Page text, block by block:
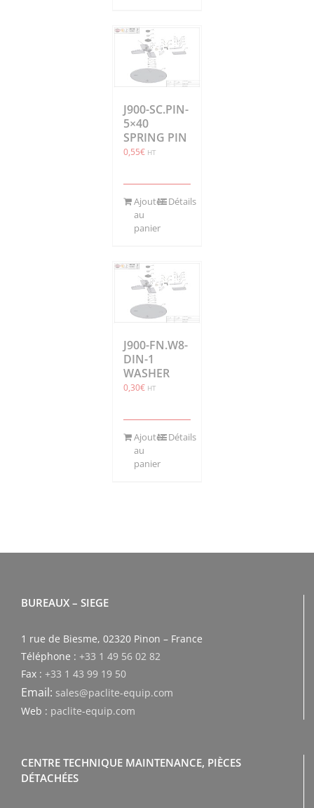
J900-SC.PIN-
5×40
SPRING PIN
0,55€ HT
Ajouter
au
panier
Détails
J900-FN.W8-
DIN-1
WASHER
0,30€ HT
Ajouter
au
panier
Détails
BUREAUX – SIEGE
1 rue de Biesme, 02320 Pinon – France
Téléphone : +33 1 49 56 02 82
Fax : +33 1 43 99 19 50
Email: sales@paclite-equip.com
Web : paclite-equip.com
CENTRE TECHNIQUE MAINTENANCE, PIÈCES
DÉTACHÉES